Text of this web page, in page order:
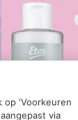
Wella
'Voorkeuren
via